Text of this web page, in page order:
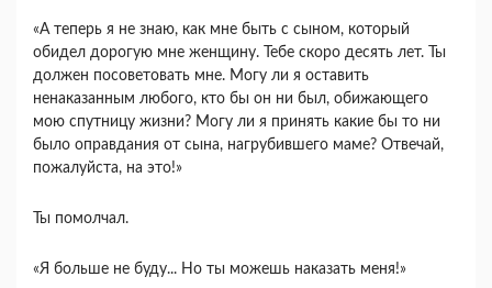
«А теперь я не знаю, как мне быть с сыном, который
обидел дорогую мне женщину. Тебе скоро десять лет. Ты
должен посоветовать мне. Могу ли я оставить
ненаказанным любого, кто бы он ни был, обижающего
мою спутницу жизни? Могу ли я принять какие бы то ни
было оправдания от сына, нагрубившего маме? Отвечай,
пожалуйста, на это!»
Ты помолчал.
«Я больше не буду... Но ты можешь наказать меня!»